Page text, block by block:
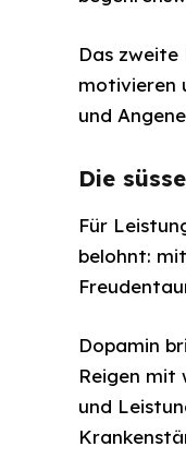
Das
motivieren
und
Die
Für
belohnt:
Dopamin
Reigen mit
und